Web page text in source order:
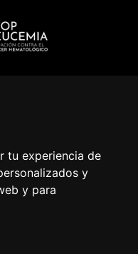
tu experiencia de
y
y para